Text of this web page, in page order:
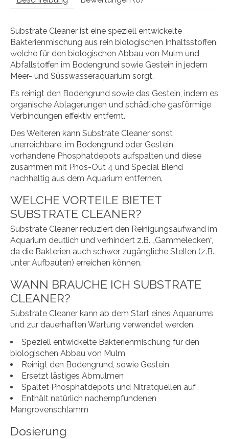
Substrate Cleaner ist eine speziell entwickelte
Bakterienmischung aus rein biologischen Inhaltsstoffen,
welche für den biologischen Abbau von Mulm und
Abfallstoffen im Bodengrund sowie Gestein in jedem
Meer- und Süsswasseraquarium sorgt.
Es reinigt den Bodengrund sowie das Gestein, indem es
organische Ablagerungen und schädliche gasförmige
Verbindungen effektiv entfernt.
Des Weiteren kann Substrate Cleaner sonst
unerreichbare, im Bodengrund oder Gestein
vorhandene Phosphatdepots auf­spalten und diese
zusammen mit Phos-Out 4 und Special Blend
nachhaltig aus dem Aquarium entfernen.
WELCHE VORTEILE BIETET
SUBSTRATE CLEANER?
Substrate Cleaner reduziert den Reinigungsaufwand im
Aquarium deutlich und verhindert z.B. „Gammelecken“,
da die Bakterien auch schwer zugängliche Stellen (z.B.
unter Aufbauten) erreichen können.
WANN BRAUCHE ICH SUBSTRATE
CLEANER?
Substrate Cleaner kann ab dem Start eines Aquariums
und zur dauerhaften Wartung verwendet werden.
Speziell entwickelte Bakterienmischung für den
biologischen Abbau von Mulm
Reinigt den Bodengrund, sowie Gestein
Ersetzt lästiges Abmulmen
Spaltet Phosphatdepots und Nitratquellen auf
Enthält natürlich nachempfundenen
Mangrovenschlamm
Dosierung